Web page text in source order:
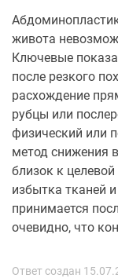
живота
Ключевые
после резкого
расхождение
рубцы или
физический или
метод снижения
близок к
избытка тканей
принимается
очевидно, что
Ответ создан